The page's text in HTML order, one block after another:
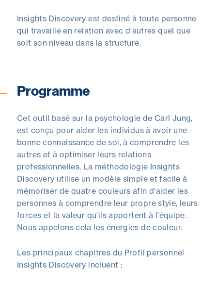
Insights Discovery est destiné à toute personne
qui travaille en relation avec d'autres quel que
soit son niveau dans la structure.
Programme
Cet outil basé sur la psychologie de Carl Jung,
est conçu pour aider les individus à avoir une
bonne connaissance de soi, à comprendre les
autres et à optimiser leurs relations
professionnelles. La méthodologie Insights
Discovery utilise un modèle simple et facile à
mémoriser de quatre couleurs afin d'aider les
personnes à comprendre leur propre style, leurs
forces et la valeur qu'ils apportent à l'équipe.
Nous appelons cela les énergies de couleur.
Les principaux chapitres du Profil personnel
Insights Discovery incluent :